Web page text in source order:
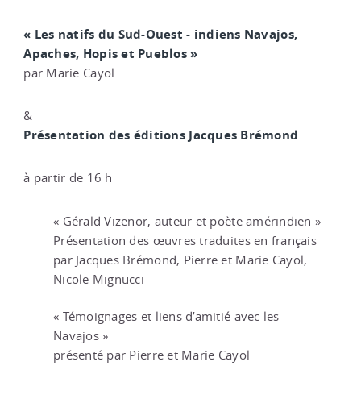
« Les natifs du Sud-Ouest - indiens Navajos,
Apaches, Hopis et Pueblos »
par Marie Cayol
&
Présentation des éditions Jacques Brémond
à partir de 16 h
« Gérald Vizenor, auteur et poète amérindien »
Présentation des œuvres traduites en français
par Jacques Brémond, Pierre et Marie Cayol,
Nicole Mignucci
« Témoignages et liens d’amitié avec les
Navajos »
présenté par Pierre et Marie Cayol